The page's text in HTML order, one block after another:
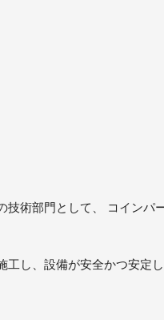
術部門として、 コイン
し、設備が安全かつ安定